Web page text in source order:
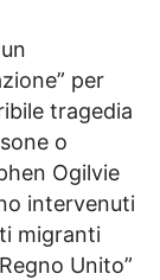
per
tragedia
o
Ogilvie
intervenuti
migranti
Unito”